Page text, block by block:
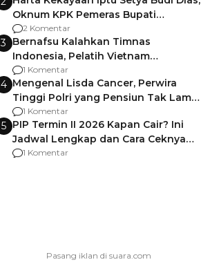
Oknum KPK Pemeras Bupati
Pemalang
2 Komentar
3 Bernafsu Kalahkan Timnas
Indonesia, Pelatih Vietnam
Berencana Pakai Jimat di Pakansari
1 Komentar
4 Mengenal Lisda Cancer, Perwira
Tinggi Polri yang Pensiun Tak Lama
Usai Jadi Brigjen
1 Komentar
5 PIP Termin II 2026 Kapan Cair? Ini
Jadwal Lengkap dan Cara Ceknya
agar Dana Tidak Hangus!
1 Komentar